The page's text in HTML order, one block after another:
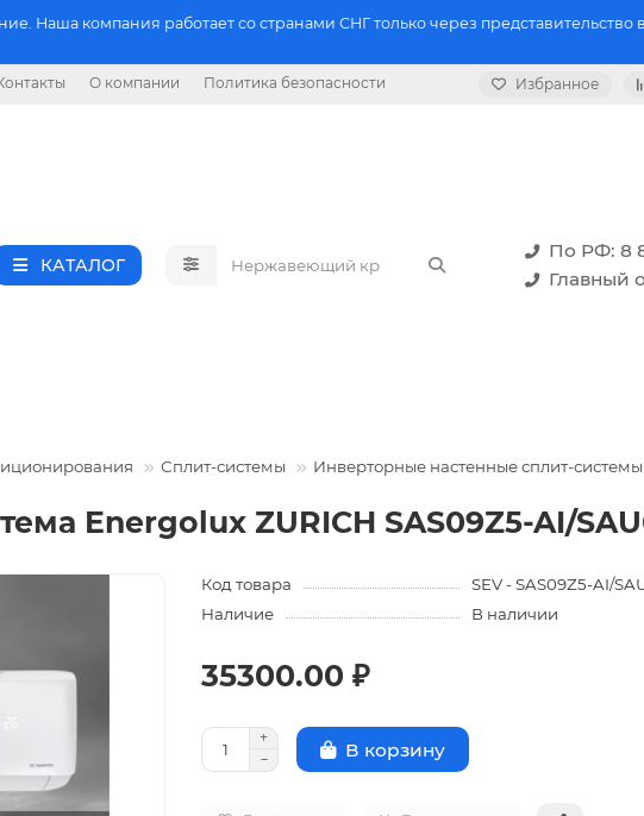
Наша компания работает со странами СНГ только через представительство
О компании Политика безопасности Избранное
КАТАЛОГ
По РФ: 8
Главный
Сплит-системы Инверторные настенные сплит-системы
Energolux ZURICH SAS09Z5-AI/
Код товара
SEV - SAS09Z5-AI/
Наличие
В наличии
35300.00 ₽
В корзину